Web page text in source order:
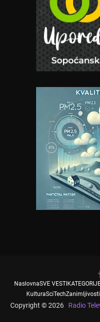
NaslovnaSVE VESTI
KulturaSciTechZanimljivosti
Copyright © 2026 Radio